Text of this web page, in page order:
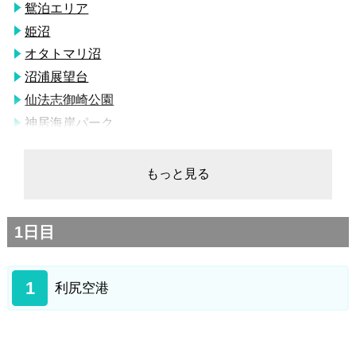
鴛泊エリア
姫沼
オタトマリ沼
沼浦展望台
仙法志御崎公園
神居海岸パーク
桃岩展望台
桃台猫台
香深エリア
3日目
もっと見る
1日目
1 利尻空港